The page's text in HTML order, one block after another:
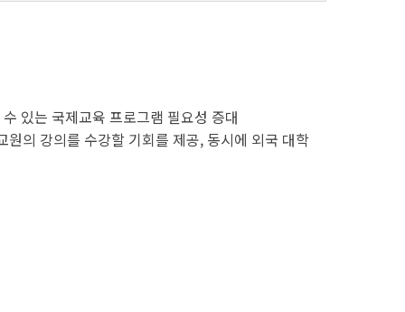
있는 국제교육 프로그램 필요성 증대
의 강의를 수강할 기회를 제공, 동시에 외국 대학